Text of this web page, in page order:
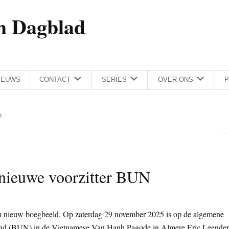
Dagblad
CONTACT SERIES OVER ONS
voorzitter BUN
boegbeeld. Op zaterdag 29 november 2025 is op de algemene